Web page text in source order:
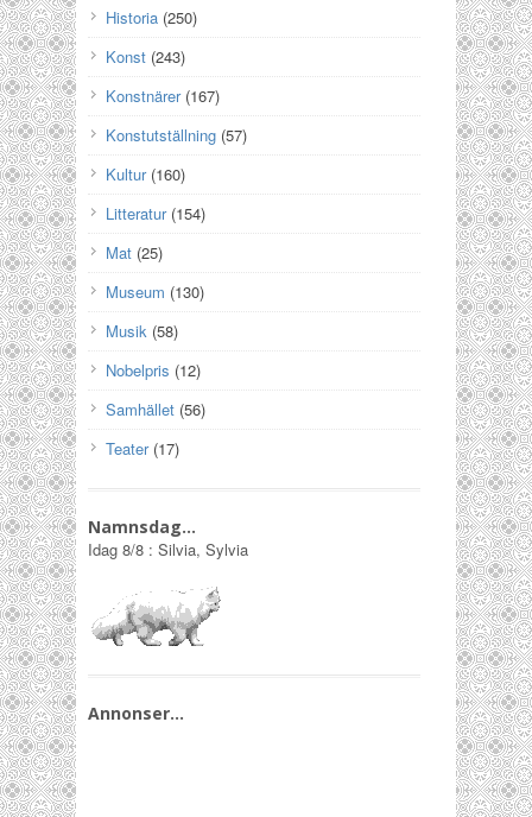
Historia (250)
Konst (243)
Konstnärer(167)
Konstutställning (57)
Kultur(160)
Litteratur(154)
Mat (25)
Museum (130)
Musik (58)
Nobelpris (12)
Samhället (56)
Teater(17)
Namnsdag…
Idag 8/8 : Silvia, Sylvia
Annonser…